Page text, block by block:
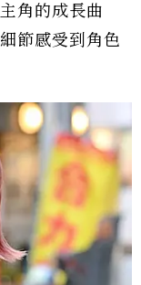
角的成長曲
節感受到角色